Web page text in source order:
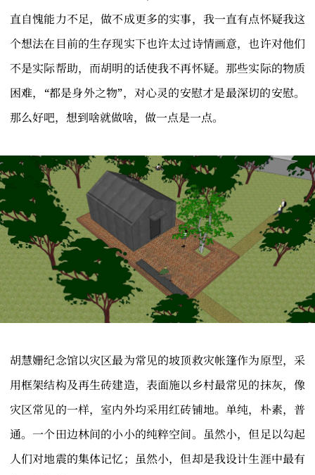
直自愧能力不足，做不成更多的实事，我一直有点怀疑我这
个想法在目前的生存现实下也许太过诗情画意，也许对他们
不是实际帮助，而胡明的话使我不再怀疑。那些实际的物质
困难，“都是身外之物”，对心灵的安慰才是最深切的安慰。
那么好吧，想到啥就做啥，做一点是一点。
胡慧姗纪念馆以灾区最为常见的坡顶救灾帐篷作为原型，采
用框架结构及再生砖建造，表面施以乡村最常见的抹灰，像
灾区常见的一样，室内外均采用红砖铺地。单纯，朴素，普
通。一个田边林间的小小的纯粹空间。虽然小，但足以勾起
人们对地震的集体记忆；虽然小，但却是我设计生涯中最有